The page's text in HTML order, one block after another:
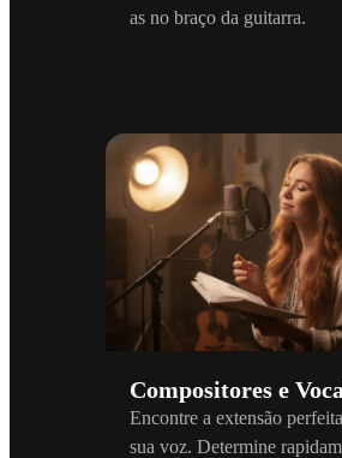
as no braço da guitarra.
Compositores e
Encontre a extensão
sua voz. Determine